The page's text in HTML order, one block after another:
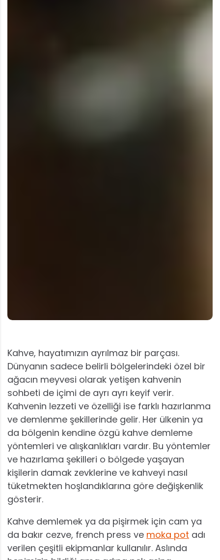
Kahve, hayatımızın ayrılmaz bir parçası.
Dünyanın sadece belirli bölgelerindeki özel bir
ağacın meyvesi olarak yetişen kahvenin
sohbeti de içimi de ayrı ayrı keyif verir.
Kahvenin lezzeti ve özelliği ise farklı hazırlanma
ve demlenme şekillerinde gelir. Her ülkenin ya
da bölgenin kendine özgü kahve demleme
yöntemleri ve alışkanlıkları vardır. Bu yöntemler
ve hazırlama şekilleri o bölgede yaşayan
kişilerin damak zevklerine ve kahveyi nasıl
tüketmekten hoşlandıklarına göre değişkenlik
gösterir.
Kahve demlemek ya da pişirmek için cam ya
da bakır cezve, french press ve moka pot adı
verilen çeşitli ekipmanlar kullanılır. Aslında